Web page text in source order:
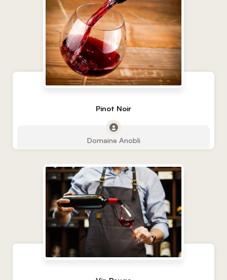
Pinot Noir
Domaine Anobli